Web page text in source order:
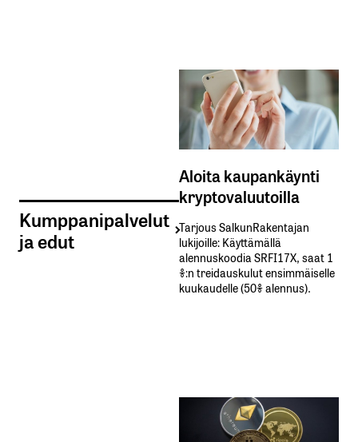
Kumppanipalvelut
ja edut
Aloita kaupankäynti
kryptovaluutoilla
Tarjous SalkunRakentajan
lukijoille: Käyttämällä​ ​
alennuskoodia​ ​SRFI17X,​ ​saat​ ​1
%:n treidauskulut​ ​ensimmäiselle​ ​
kuukaudelle​ ​(50%​ ​alennus).